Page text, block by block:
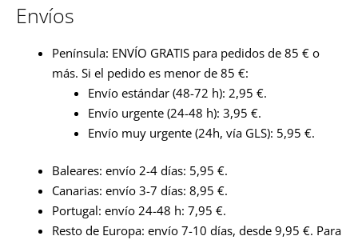
Envíos
Península: ENVÍO GRATIS para pedidos de 85 € o
más. Si el pedido es menor de 85 €:
Envío estándar (48-72 h): 2,95 €.
Envío urgente (24-48 h): 3,95 €.
Envío muy urgente (24h, vía GLS): 5,95 €.
Baleares: envío 2-4 días: 5,95 €.
Canarias: envío 3-7 días: 8,95 €.
Portugal: envío 24-48 h: 7,95 €.
Resto de Europa: envío 7-10 días, desde 9,95 €. Para